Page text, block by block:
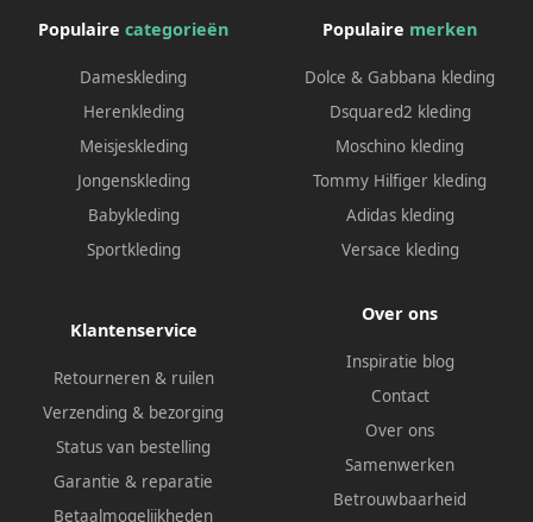
Populaire categorieën
Dameskleding
Herenkleding
Meisjeskleding
Jongenskleding
Babykleding
Sportkleding
Populaire merken
Dolce & Gabbana kleding
Dsquared2 kleding
Moschino kleding
Tommy Hilfiger kleding
Adidas kleding
Versace kleding
Klantenservice
Retourneren & ruilen
Verzending & bezorging
Status van bestelling
Garantie & reparatie
Betaalmogelijkheden
Over ons
Inspiratie blog
Contact
Over ons
Samenwerken
Betrouwbaarheid